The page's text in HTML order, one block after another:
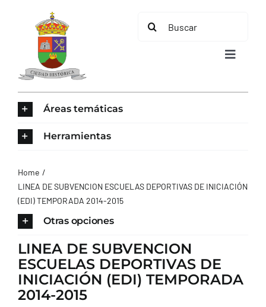
contenido
Buscar:
Toggle
AYUNTAMIENTO
TURISMO
CONTACTO
Áreas temáticas
Herramientas
Home
LINEA DE SUBVENCION ESCUELAS DEPORTIVAS DE INICIACIÓN
(EDI) TEMPORADA 2014-2015
Otras opciones
LINEA DE SUBVENCION
ESCUELAS DEPORTIVAS DE
INICIACIÓN (EDI) TEMPORADA
2014-2015